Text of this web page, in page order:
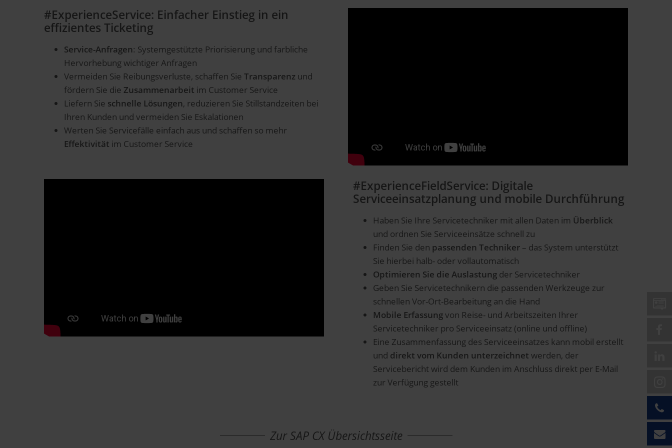
#ExperienceService: Einfacher Einstieg in ein
effizientes Ticketing
Service-Anfragen: Systemgestützte Priorisierung und farbliche
Hervorhebung wichtiger Anfragen
Vermeiden Sie Reibungsverluste, schaffen Sie Transparenz und
fördern Sie die Zusammenarbeit im Customer Service
Liefern Sie schnelle Lösungen, reduzieren Sie Stillstandzeiten bei
Ihren Kunden und vermeiden Sie Eskalationen
Werten Sie Servicefälle einfach aus und schaffen so mehr
Effektivität im Customer Service
#ExperienceFieldService: Digitale
Serviceeinsatzplanung und mobile Durchführung
Haben Sie Ihre Servicetechniker mit allen Daten im Überblick
und ordnen Sie Serviceeinsätze schnell zu
Finden Sie den passenden Techniker – das System unterstützt
Sie hierbei halb- oder vollautomatisch
Optimieren Sie die Auslastung der Servicetechniker
Geben Sie Servicetechnikern die passenden Werkzeuge zur
schnellen Vor-Ort-Bearbeitung an die Hand
Mobile Erfassungvon Reise- und Arbeitszeiten Ihrer
Servicetechniker pro Serviceeinsatz (online und offline)
Eine Zusammenfassung des Serviceeinsatzes kann mobil erstellt
und direkt vom Kunden unterzeichnet werden, der
Servicebericht wird dem Kunden im Anschluss direkt per E-Mail
zur Verfügung gestellt
Zur SAP CX Übersichtsseite